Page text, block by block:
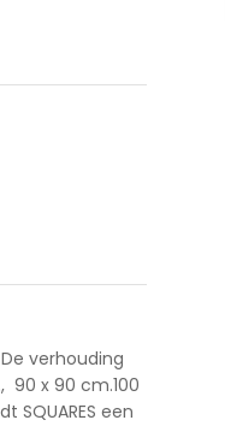
verhouding
90 x 90 cm.100
SQUARES een